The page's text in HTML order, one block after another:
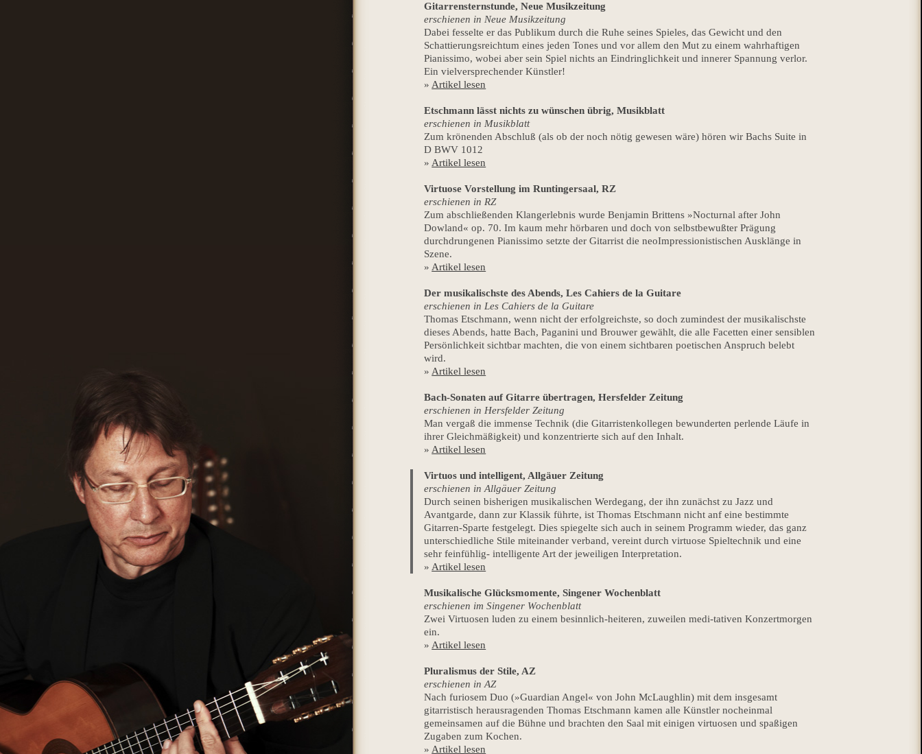
Gitarrensternstunde, Neue Musikzeitung
erschienen in Neue Musikzeitung
Dabei fesselte er das Publikum durch die Ruhe seines Spieles, das Gewicht und den
Schattierungsreichtum eines jeden Tones und vor allem den Mut zu einem wahrhaftigen
Pianissimo, wobei aber sein Spiel nichts an Eindringlichkeit und innerer Spannung verlor.
Ein vielversprechender Künstler!
» Artikel lesen
Etschmann lässt nichts zu wünschen übrig, Musikblatt
erschienen in Musikblatt
Zum krönenden Abschluß (als ob der noch nötig gewesen wäre) hören wir Bachs Suite in
D BWV 1012
» Artikel lesen
Virtuose Vorstellung im Runtingersaal, RZ
erschienen in RZ
Zum abschließenden Klangerlebnis wurde Benjamin Brittens »Nocturnal after John
Dowland« op. 70. Im kaum mehr hörbaren und doch von selbstbewußter Prägung
durchdrungenen Pianissimo setzte der Gitarrist die neoImpressionistischen Ausklänge in
Szene.
» Artikel lesen
Der musikalischste des Abends, Les Cahiers de la Guitare
erschienen in Les Cahiers de la Guitare
Thomas Etschmann, wenn nicht der erfolgreichste, so doch zumindest der musikalischste
dieses Abends, hatte Bach, Paganini und Brouwer gewählt, die alle Facetten einer sensiblen
Persönlichkeit sichtbar machten, die von einem sichtbaren poetischen Anspruch belebt
wird.
» Artikel lesen
Bach-Sonaten auf Gitarre übertragen, Hersfelder Zeitung
erschienen in Hersfelder Zeitung
Man vergaß die immense Technik (die Gitarristenkollegen bewunderten perlende Läufe in
ihrer Gleichmäßigkeit) und konzentrierte sich auf den Inhalt.
» Artikel lesen
Virtuos und intelligent, Allgäuer Zeitung
erschienen in Allgäuer Zeitung
Durch seinen bisherigen musikalischen Werdegang, der ihn zunächst zu Jazz und
Avantgarde, dann zur Klassik führte, ist Thomas Etschmann nicht anf eine bestimmte
Gitarren-Sparte festgelegt. Dies spiegelte sich auch in seinem Programm wieder, das ganz
unterschiedliche Stile miteinander verband, vereint durch virtuose Spieltechnik und eine
sehr feinfühlig- intelligente Art der jeweiligen Interpretation.
» Artikel lesen
Musikalische Glücksmomente, Singener Wochenblatt
erschienen im Singener Wochenblatt
Zwei Virtuosen luden zu einem besinnlich-heiteren, zuweilen medi-tativen Konzertmorgen
ein.
» Artikel lesen
Pluralismus der Stile, AZ
erschienen in AZ
Nach furiosem Duo (»Guardian Angel« von John McLaughlin) mit dem insgesamt
gitarristisch herausragenden Thomas Etschmann kamen alle Künstler nocheinmal
gemeinsamen auf die Bühne und brachten den Saal mit einigen virtuosen und spaßigen
Zugaben zum Kochen.
» Artikel lesen